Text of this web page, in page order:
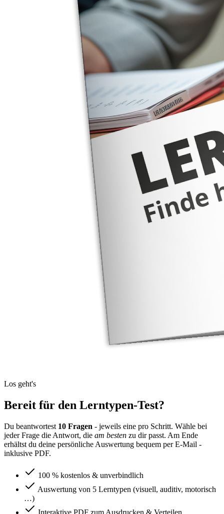
Los geht's
Bereit für den Lerntypen-Test?
Du beantwortest 10 Fragen - jeweils eine pro Schritt. Wähle bei
jeder Frage die Antwort, die am besten zu dir passt. Am Ende
erhältst du deine persönliche Auswertung bequem per E-Mail -
inklusive PDF.
100 % kostenlos & unverbindlich
Auswertung von 5 Lerntypen (visuell, auditiv, motorisch
…)
Interaktive PDF zum Ausdrucken & Verteilen